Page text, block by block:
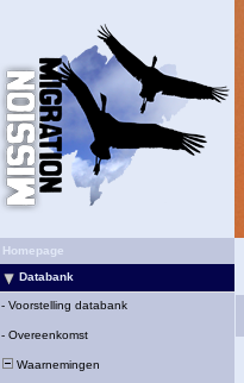
Homepage
Databank
- Voorstelling databank
- Overeenkomst
Waarnemingen